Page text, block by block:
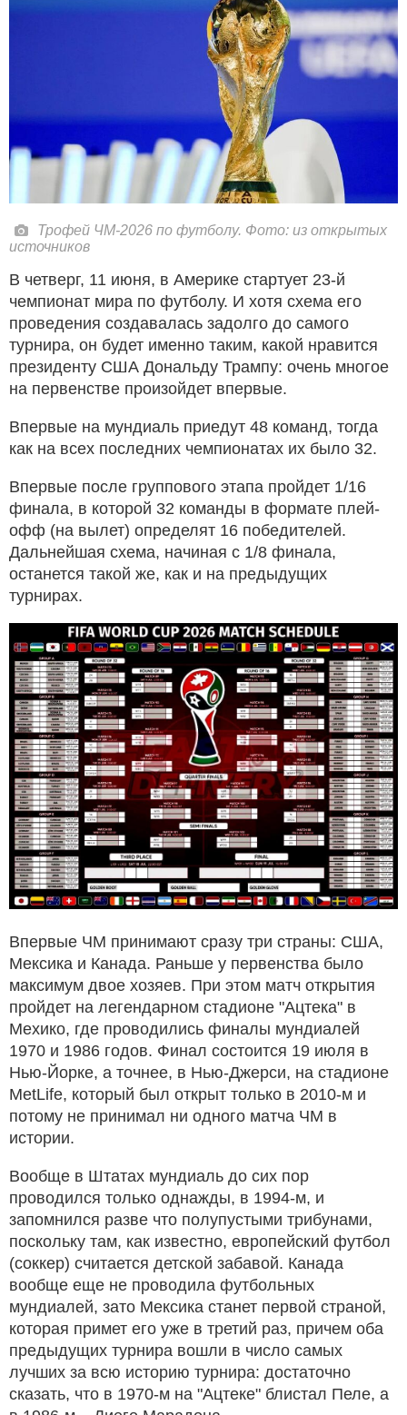
Трофей ЧМ-2026 по футболу. Фото: из открытых
источников
В четверг, 11 июня, в Америке стартует 23-й
чемпионат мира по футболу. И хотя схема его
проведения создавалась задолго до самого
турнира, он будет именно таким, какой нравится
президенту США Дональду Трампу: очень многое
на первенстве произойдет впервые.
Впервые на мундиаль приедут 48 команд, тогда
как на всех последних чемпионатах их было 32.
Впервые после группового этапа пройдет 1/16
финала, в которой 32 команды в формате плей-
офф (на вылет) определят 16 победителей.
Дальнейшая схема, начиная с 1/8 финала,
останется такой же, как и на предыдущих
турнирах.
Впервые ЧМ принимают сразу три страны: США,
Мексика и Канада. Раньше у первенства было
максимум двое хозяев. При этом матч открытия
пройдет на легендарном стадионе "Ацтека" в
Мехико, где проводились финалы мундиалей
1970 и 1986 годов. Финал состоится 19 июля в
Нью-Йорке, а точнее, в Нью-Джерси, на стадионе
MetLife, который был открыт только в 2010-м и
потому не принимал ни одного матча ЧМ в
истории.
Вообще в Штатах мундиаль до сих пор
проводился только однажды, в 1994-м, и
запомнился разве что полупустыми трибунами,
поскольку там, как известно, европейский футбол
(соккер) считается детской забавой. Канада
вообще еще не проводила футбольных
мундиалей, зато Мексика станет первой страной,
которая примет его уже в третий раз, причем оба
предыдущих турнира вошли в число самых
лучших за всю историю турнира: достаточно
сказать, что в 1970-м на "Ацтеке" блистал Пеле, а